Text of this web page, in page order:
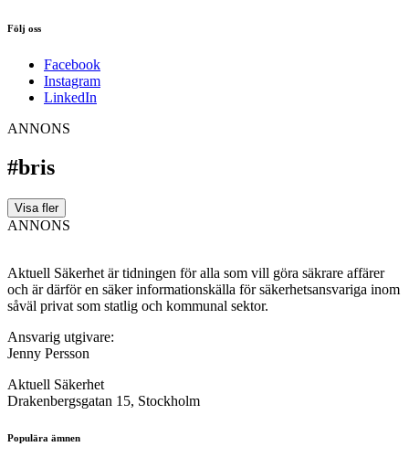
Följ oss
Facebook
Instagram
LinkedIn
ANNONS
#bris
Visa fler
ANNONS
Aktuell Säkerhet är tidningen för alla som vill göra säkrare affärer
och är därför en säker informationskälla för säkerhets­ansvariga inom
såväl privat som statlig och kommunal sektor.
Ansvarig utgivare:
Jenny Persson
Aktuell Säkerhet
Drakenbergsgatan 15, Stockholm
Populära ämnen